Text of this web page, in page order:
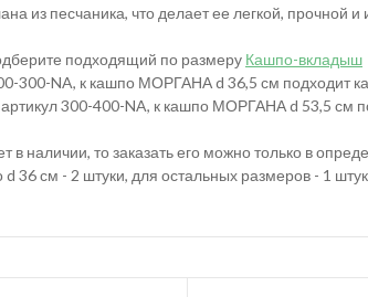
из песчаника, что делает ее легкой, прочной и
подходящий по размеру Кашпо-вкладыш
300-NA, к кашпо МОРГАНА d 36,5 см подходит
300-400-NA, к кашпо МОРГАНА d 53,5 см
наличии, то заказать его можно только в
36 см - 2 штуки, для остальных размеров - 1